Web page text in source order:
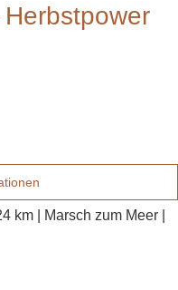
km | Marsch zum Meer |